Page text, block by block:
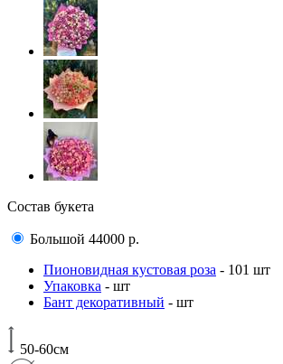
Состав букета
Большой 44000 р.
Пионовидная кустовая роза - 101 шт
Упаковка - шт
Бант декоративный - шт
50-60см